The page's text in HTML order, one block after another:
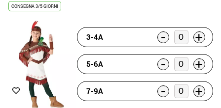
CONSEGNA 3/5 GIORNI
3-4A - +
5-6A - +
7-9A - +